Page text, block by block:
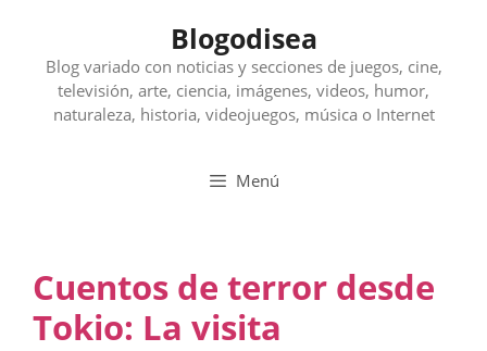
contenido
Blogodisea
Blog variado con noticias y secciones de juegos, cine,
televisión, arte, ciencia, imágenes, videos, humor,
naturaleza, historia, videojuegos, música o Internet
Menú
Cuentos de terror desde
Tokio: La visita